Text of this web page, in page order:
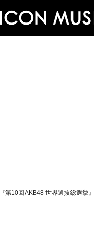
第10回AKB48 世界選抜総選